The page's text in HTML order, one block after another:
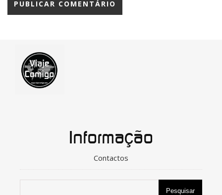
Informação
Contactos
Pesquisar